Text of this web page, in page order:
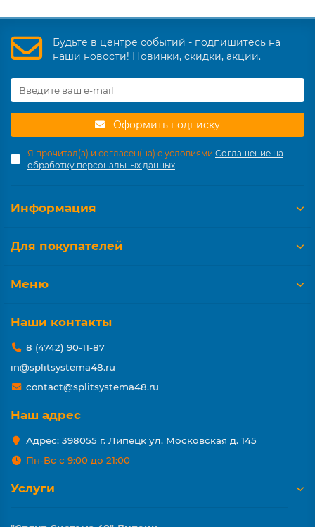
Будьте в центре событий - подпишитесь на
наши новости! Новинки, скидки, акции.
Оформить подписку
Я прочитал(а) и согласен(на) с условиями Соглашение на
обработку персональных данных
Информация
Для покупателей
Меню
Наши контакты
8 (4742) 90-11-87
in@splitsystema48.ru
contact@splitsystema48.ru
Наш адрес
Адрес: 398055 г. Липецк ул. Московская д. 145
Пн-Вс с 9:00 до 21:00
Услуги